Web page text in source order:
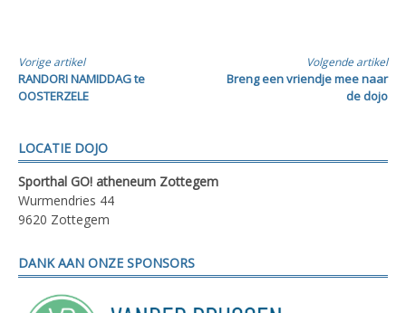
Verder
lezen
Vorige artikel
RANDORI NAMIDDAG te
OOSTERZELE
Volgende artikel
Breng een vriendje mee naar
de dojo
LOCATIE DOJO
Sporthal GO! atheneum Zottegem
Wurmendries 44
9620 Zottegem
DANK AAN ONZE SPONSORS